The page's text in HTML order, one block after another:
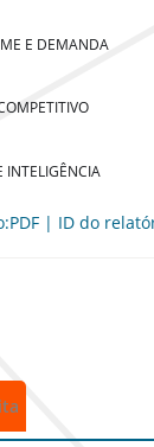
E DEMANDA
INTELIGÊNCIA
| ID do